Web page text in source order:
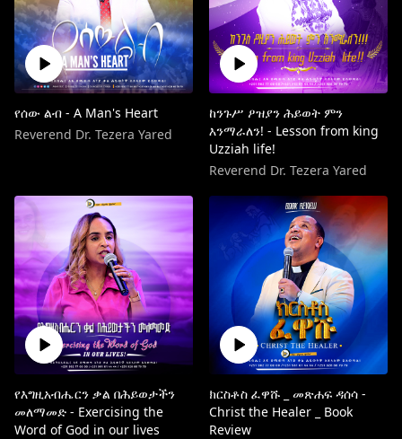
የሰው ልብ - A Man's Heart
Reverend Dr. Tezera Yared
ከንጉሥ ዖዝያን ሕይወት ምን
እንማራለን! - Lesson from king
Uzziah life!
Reverend Dr. Tezera Yared
የእግዚአብሔርን ቃል በሕይወታችን
መለማመድ - Exercising the
Word of God in our lives
ክርስቶስ ፈዋሹ _ መጽሐፍ ዳሰሳ -
Christ the Healer _ Book
Review